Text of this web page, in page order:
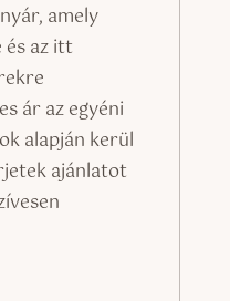
amely
az itt
ár az egyéni
alapján kerül
ajánlatot